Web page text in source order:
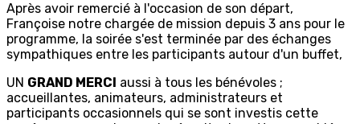
Après avoir remercié à l'occasion de son départ,
Françoise notre chargée de mission depuis 3 ans pour le
programme, la soirée s'est terminée par des échanges
sympathiques entre les participants autour d'un buffet,
UN GRAND MERCI aussi à tous les bénévoles ;
accueillantes, animateurs, administrateurs et
participants occasionnels qui se sont investis cette